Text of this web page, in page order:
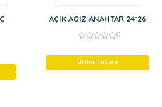
AÇIK AGIZ ANAHTAR 24*26
of
0
Ürünü İncele